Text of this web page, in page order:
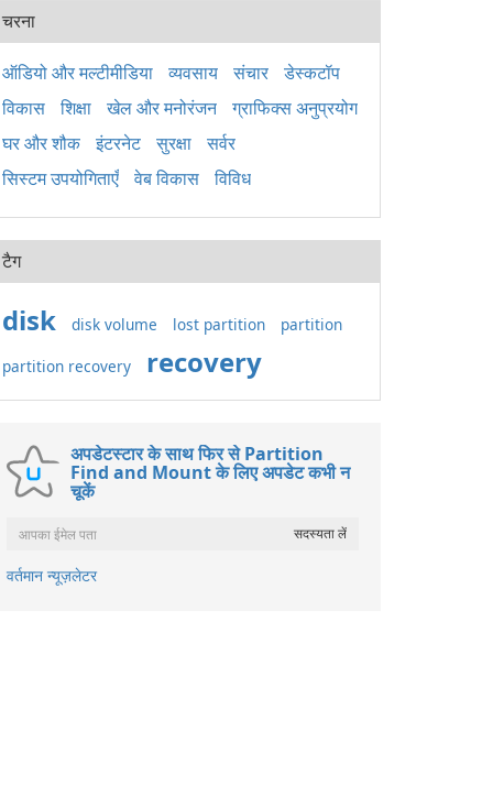
चरना
ऑडियो और मल्टीमीडिया व्यवसाय संचार
डेस्कटॉप
विकास
शिक्षा खेल और मनोरंजन
ग्राफिक्स अनुप्रयोग
घर और शौक
इंटरनेट सुरक्षा
सर्वर
सिस्टम उपयोगिताएँ
वेब विकास विविध
टैग
disk disk volume lost partition
partition
partition recovery
recovery
अपडेटस्टार के साथ फिर से Partition
Find and Mount के लिए अपडेट कभी न
चूकें
वर्तमान न्यूज़लेटर